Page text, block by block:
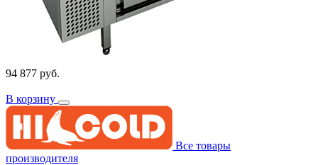
94 877 руб.
В корзину
Все товары
производителя